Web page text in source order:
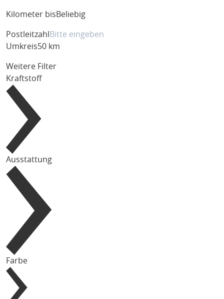
Kilometer bis Beliebig
Postleitzahl
Umkreis50 km
Weitere Filter
Kraftstoff
Ausstattung
Farbe